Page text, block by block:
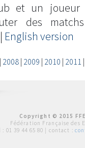
et un joueur
des
| English version
| 2008| 2009 | 2010 | 2011
Copyright © 2015
Fédération Française des
: 01 39 44 65 80 | contact :